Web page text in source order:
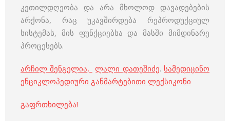
კეთილდღეობა და არა მხოლოდ დავადებების
არქონა, რაც უკავშირდება რეპროდუქციულ
სისტემას, მის ფუნქციებსა და მასში მიმდინარე
პროცესებს.
არჩილ შენგელია, ლალი დათეშიძე. სამედიცინო
ენციკლოპედიური განმარტებითი ლექსიკონი
გაფრთხილება!